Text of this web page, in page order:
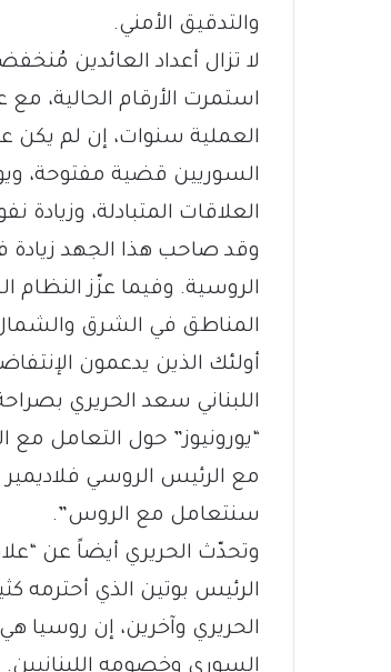
والتدقيق الأمني.
لا تزال أعداد العائدين
استمرت الأرقام
العملية سنوات، إن لم يكن
السوريين قضية مفتوحة،
العلاقات المتبادلة، وزيادة
وقد صاحب هذا الجهد زيادة
الروسية. وفيما عزّز
المناطق في الشرق
أولئك الذين يدعمون
اللبناني سعد الحريري
“يورونيوز” حول التعامل
مع الرئيس الروسي
سنتعامل مع الروس”.
وتحدّث الحريري أيضاً عن
الرئيس بوتين الذي أحترمه
الحريري وآخرين، إن روسيا
السوري وخصومه اللبنانيين.